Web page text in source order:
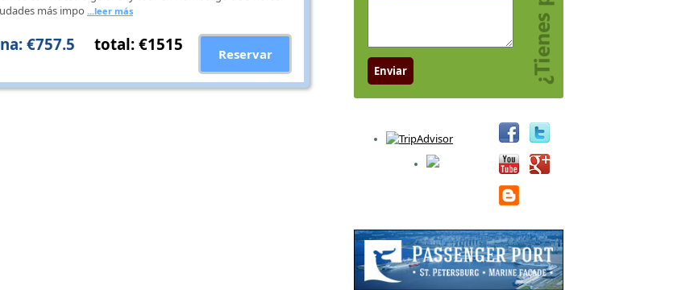
más impo ...leer más
€757.5 total: €1515 Reservar
Enviar